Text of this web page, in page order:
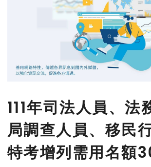
111年司法人員、法
局調查人員、移民
特考增列需用名額